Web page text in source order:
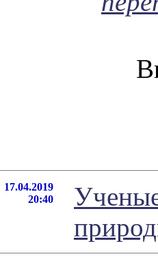
17.04.2019
20:40